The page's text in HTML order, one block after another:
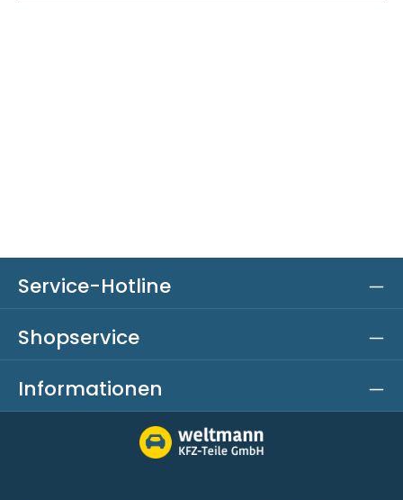
Service-Hotline
Shopservice
Informationen